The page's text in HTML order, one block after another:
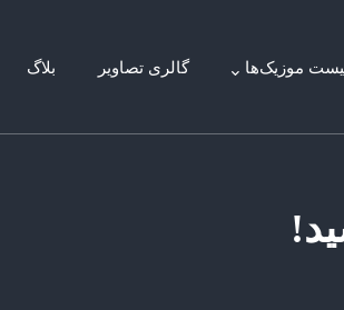
موزیک‌ها گالری تصاویر بلاگ